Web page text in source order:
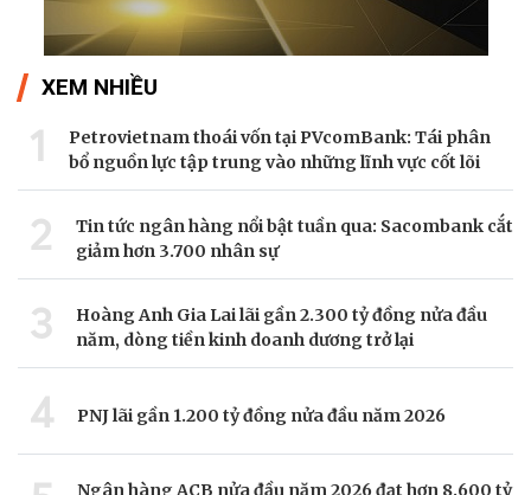
XEM NHIỀU
1
Petrovietnam thoái vốn tại PVcomBank: Tái phân
bổ nguồn lực tập trung vào những lĩnh vực cốt lõi
2
Tin tức ngân hàng nổi bật tuần qua: Sacombank cắt
giảm hơn 3.700 nhân sự
3
Hoàng Anh Gia Lai lãi gần 2.300 tỷ đồng nửa đầu
năm, dòng tiền kinh doanh dương trở lại
4 PNJ lãi gần 1.200 tỷ đồng nửa đầu năm 2026